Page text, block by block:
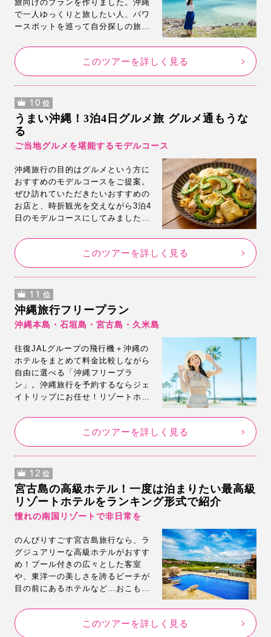
旅向けのプランを作りました。沖縄
で一人ゆっくりと旅したい人、パワ
ースポットを巡って自分探しの旅が
合った旅行プランもご用意しまし
た。ぜひモデルコース通りに沖縄旅
行を楽しんでください。
このツアーを詳しく見る
10 位
うまい沖縄！3泊4日グルメ旅 グルメ通もうな
る
ご当地グルメを堪能するモデルコース
沖縄旅行の目的はグルメという方に
おすすめのモデルコースをご提案。
ぜひ訪れていただきたいおすすめの
お店と、時折観光を交えながら3泊4
日のモデルコースにしてみました。
ルコース通りの旅行が可能なフリー
プランを掲載していますので、その
まま即予約も可能です。
このツアーを詳しく見る
11 位
沖縄旅行フリープラン
沖縄本島・石垣島・宮古島・久米島
往復JALグループの飛行機＋沖縄の
ホテルをまとめて料金比較しながら
自由に選べる「沖縄フリープラ
ン」。沖縄旅行を予約するならジェ
イトリップにお任せ！リゾートホテ
数掲載。しかも安いんです。観光に
便利なレンタカー付きプランもご用
意。
このツアーを詳しく見る
12 位
宮古島の高級ホテル！一度は泊まりたい最高級
リゾートホテルをランキング形式で紹介
憧れの南国リゾートで非日常を
のんびりすごす宮古島旅行なら、ラ
グジュアリーな高級ホテルがおすす
め！プール付きの広々とした客室
や、東洋一の美しさを誇るビーチが
目の前にあるホテルなど…おこもり
ナの贅沢旅におすすめな高級リゾー
トホテルをランキング形式でご紹介
このツアーを詳しく見る